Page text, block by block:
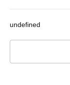
undefined